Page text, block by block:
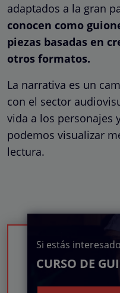
adaptados a la gran
conocen como
piezas basadas en
otros formatos.
La narrativa es un
con el sector
vida a los personajes
podemos visualizar
lectura.
Si estás
CURSO DE